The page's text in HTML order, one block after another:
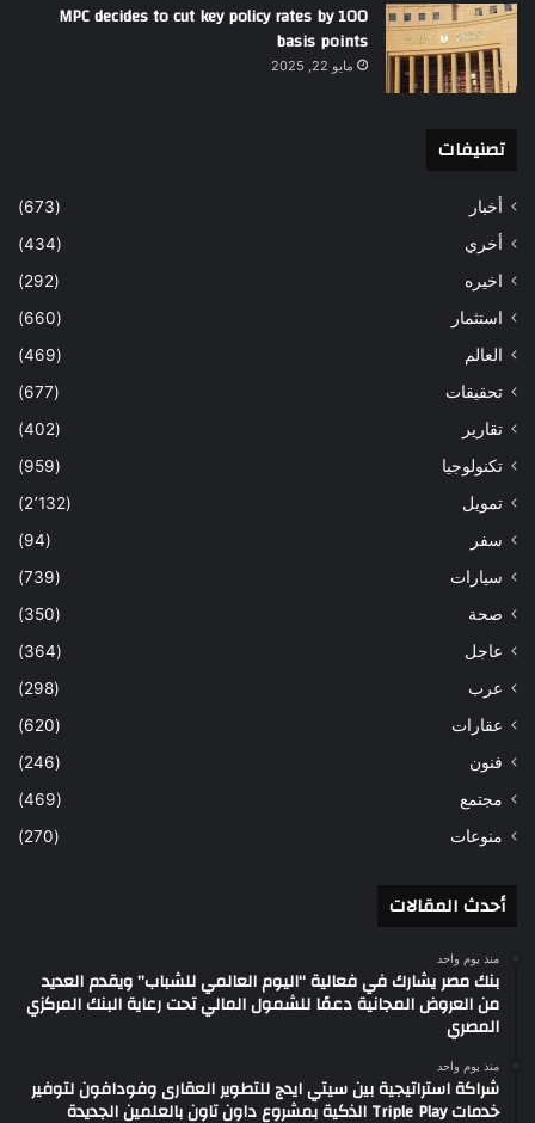
MPC decides to cut key policy rates by 100
basis points
مايو 22, 2025
تصنيفات
أخبار
(673)
أخري
(434)
اخيره
(292)
استثمار
(660)
العالم
(469)
تحقيقات
(677)
تقارير
(402)
تكنولوجيا
(959)
تمويل
(2٬132)
سفر
(94)
سيارات
(739)
صحة
(350)
عاجل
(364)
عرب
(298)
عقارات
(620)
فنون
(246)
مجتمع
(469)
منوعات
(270)
أحدث المقالات
منذ يوم واحد
بنك مصر يشارك في فعالية “اليوم العالمي للشباب” ويقدم العديد
من العروض المجانية دعمًا للشمول المالي تحت رعاية البنك المركزي
المصري
منذ يوم واحد
شراكة استراتيجية بين سيتي ايدج للتطوير العقارى وفودافون لتوفير
خدمات Triple Play الذكية بمشروع داون تاون بالعلمين الجديدة